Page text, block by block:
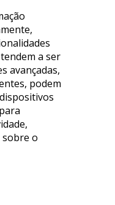
a ser
avançadas,
podem
o